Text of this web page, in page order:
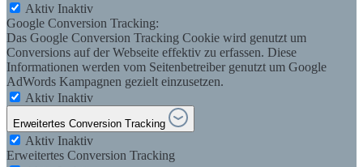
Aktiv Inaktiv
Google Conversion Tracking:
Das Google Conversion Tracking Cookie wird genutzt um
Conversions auf der Webseite effektiv zu erfassen. Diese
Informationen werden vom Seitenbetreiber genutzt um Google
AdWords Kampagnen gezielt einzusetzen.
Aktiv Inaktiv
Erweitertes Conversion Tracking
Aktiv Inaktiv
Erweitertes Conversion Tracking